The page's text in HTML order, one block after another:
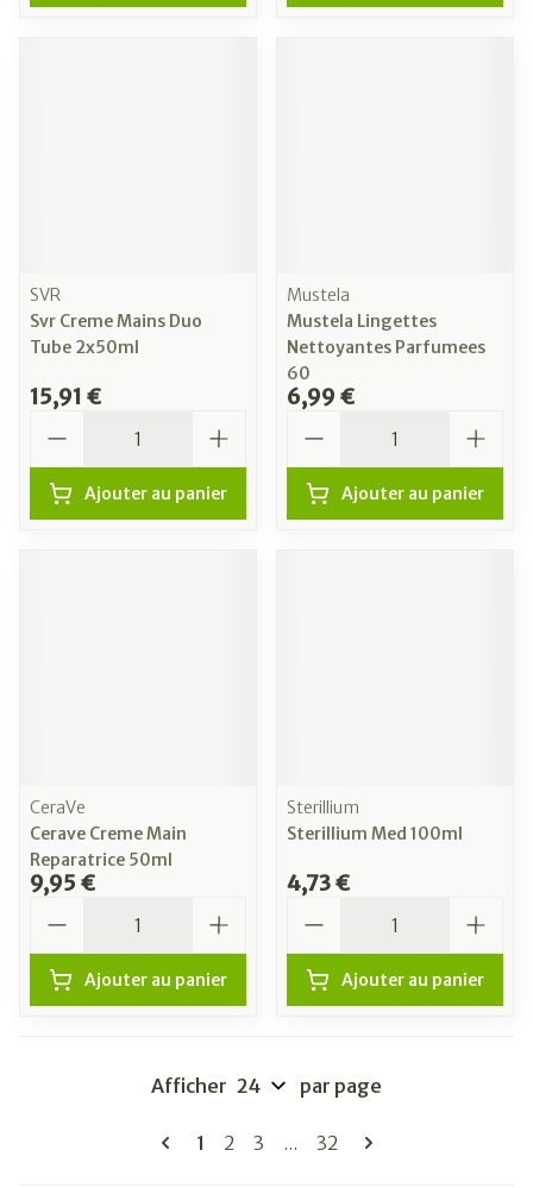
SVR
Svr Creme Mains Duo
Tube 2x50ml
15,91 €
Ajouter au panier
Mustela
Mustela Lingettes
Nettoyantes Parfumees
60
6,99 €
Ajouter au panier
CeraVe
Cerave Creme Main
Reparatrice 50ml
9,95 €
Ajouter au panier
Sterillium
Sterillium Med 100ml
4,73 €
Ajouter au panier
Pages
Vous lisez actuellement la page
1 Page
2 Page
3 ... Page
32
Afficher par page